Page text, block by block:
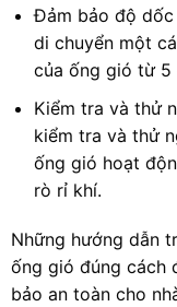
Đảm bảo độ
di chuyển một
của ống gió từ 5
Kiểm tra và thử
kiểm tra và thử
ống gió hoạt
rò rỉ khí.
Những hướng dẫn
ống gió đúng cách
bảo an toàn cho